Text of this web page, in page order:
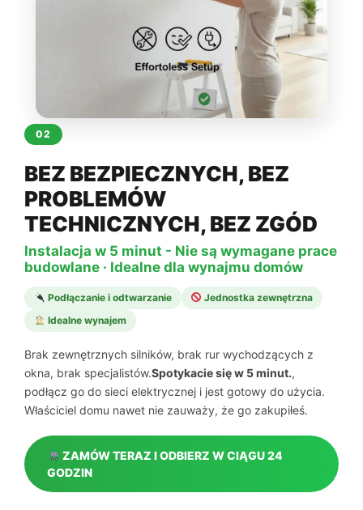
02
BEZ BEZPIECZNYCH, BEZ
PROBLEMÓW
TECHNICZNYCH, BEZ ZGÓD
Instalacja w 5 minut - Nie są wymagane prace
budowlane · Idealne dla wynajmu domów
Podłączanie i odtwarzanie
Jednostka zewnętrzna
Idealne wynajem
Brak zewnętrznych silników, brak rur wychodzących z
okna, brak specjalistów.Spotykacie się w 5 minut.,
podłącz go do sieci elektrycznej i jest gotowy do użycia.
Właściciel domu nawet nie zauważy, że go zakupiłeś.
ZAMÓW TERAZ I ODBIERZ W CIĄGU 24
GODZIN